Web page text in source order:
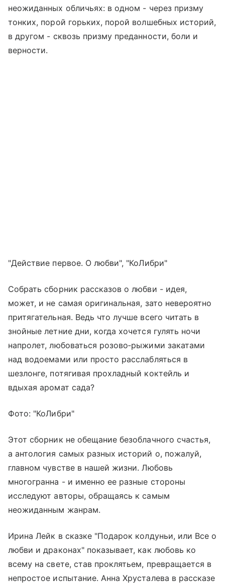
неожиданных обличьях: в одном - через призму
тонких, порой горьких, порой волшебных историй,
в другом - сквозь призму преданности, боли и
верности.
"Действие первое. О любви", "КоЛибри"
Собрать сборник рассказов о любви - идея,
может, и не самая оригинальная, зато невероятно
притягательная. Ведь что лучше всего читать в
знойные летние дни, когда хочется гулять ночи
напролет, любоваться розово‑рыжими закатами
над водоемами или просто расслабляться в
шезлонге, потягивая прохладный коктейль и
вдыхая аромат сада?
Фото: "КоЛибри"
Этот сборник не обещание безоблачного счастья,
а антология самых разных историй о, пожалуй,
главном чувстве в нашей жизни. Любовь
многогранна - и именно ее разные стороны
исследуют авторы, обращаясь к самым
неожиданным жанрам.
Ирина Лейк в сказке "Подарок колдуньи, или Все о
любви и драконах" показывает, как любовь ко
всему на свете, став проклятьем, превращается в
непростое испытание. Анна Хрусталева в рассказе